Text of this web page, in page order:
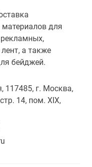
для
рекламных,
а также
бейджей.
117485, г. Москва,
14, пом. XIX,